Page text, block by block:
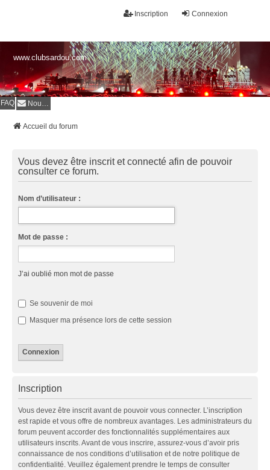
Connexion
Inscription
www.clubsardou.com
FAQ Nous contacter
Accueil du forum
Vous devez être inscrit et connecté afin de pouvoir
consulter ce forum.
Nom d’utilisateur :
Mot de passe :
J’ai oublié mon mot de passe
Se souvenir de moi
Masquer ma présence lors de cette session
Inscription
Vous devez être inscrit avant de pouvoir vous connecter. L’inscription
est rapide et vous offre de nombreux avantages. Les administrateurs du
forum peuvent accorder des fonctionnalités supplémentaires aux
utilisateurs inscrits. Avant de vous inscrire, assurez-vous d’avoir pris
connaissance de nos conditions d’utilisation et de notre politique de
confidentialité. Veuillez également prendre le temps de consulter